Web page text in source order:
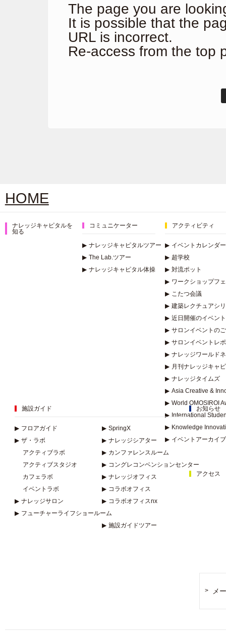
The page you are
It is possible that the
URL is incorrect.
Re-access from the top
HOME
ナレッジキャピタルを
知る
コミュニケーター
▶ ナレッジキャピタルツアー
▶ The Lab.ツアー
▶ ナレッジキャピタル体操
アクティビティ
▶ イベントカレンダー
▶ 超学校
▶ 対流ポット
▶ ワークショップフ
▶ こたつ会議
▶ 建築レクチュアシ
▶ 近日開催のイベント
▶ サロンイベントの
▶ サロンイベントレ
▶ ナレッジワールド
▶ 月刊ナレッジキャ
▶ ナレッジタイムズ
▶ Asia Creative &
▶ World OMOSIROI
▶ International
▶ Knowledge
▶ イベントアーカイブ
施設ガイド
▶ フロアガイド
▶ ザ・ラボ
アクティブラボ
アクティブスタジオ
カフェラボ
イベントラボ
▶ ナレッジサロン
▶ フューチャーライフショールーム
▶ SpringX
▶ ナレッジシアター
▶ カンファレンスルーム
▶ コングレコンベンションセンター
▶ ナレッジオフィス
▶ コラボオフィス
▶ コラボオフィスnx
▶ 施設ガイドツアー
お知らせ
アクセス
メ